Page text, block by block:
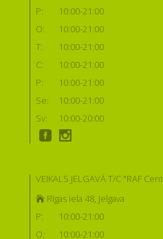
P:
10:00-21:00
O:
10:00-21:00
T:
10:00-21:00
C:
10:00-21:00
P:
10:00-21:00
Se:
10:00-21:00
Sv:
10:00-20:00
VEIKALS JELGAVĀ T/C "RAF
Rīgas iela 48, Jelgava
P:
10:00-21:00
O:
10:00-21:00